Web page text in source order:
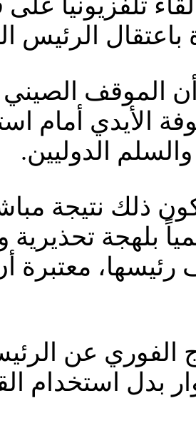
باعتقال الرئيس
أن الموقف
الأيدي أمام
الدوليين.
ذلك نتيجة
بلهجة تحذيرية
معتبرة
الفوري عن
بدل استخدام